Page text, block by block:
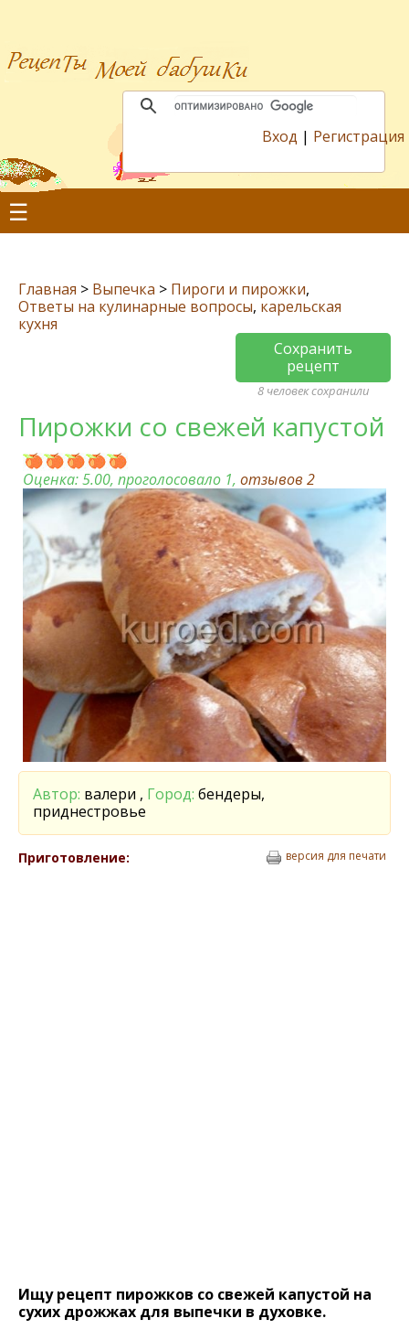
Вход | Регистрация
☰
Главная > Выпечка > Пироги и пирожки,
Ответы на кулинарные вопросы, карельская
кухня
Сохранить
рецепт
8 человек сохранили
Пирожки со свежей капустой
Оценка:5.00, проголосовало 1, отзывов 2
Автор: валери , Город: бендеры,
приднестровье
Приготовление: версия для печати
Ищу рецепт пирожков со свежей капустой на
сухих дрожжах для выпечки в духовке.